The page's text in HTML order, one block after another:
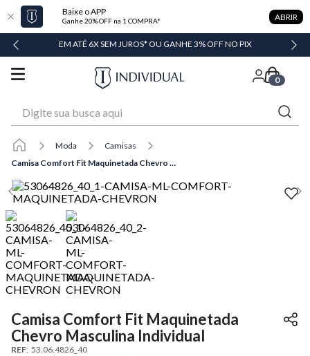
Baixe o APP
Ganhe 20% OFF na 1 COMPRA* ABRIR
EM ATÉ 6X SEM JUROS* OU GANHE 3% OFF NO PIX
0
Moda
Camisas
Camisa Comfort Fit Maquinetada Chevro Masculina Individual
Camisa Comfort Fit Maquinetada
Chevro Masculina Individual
REF: 53.06.4826_40